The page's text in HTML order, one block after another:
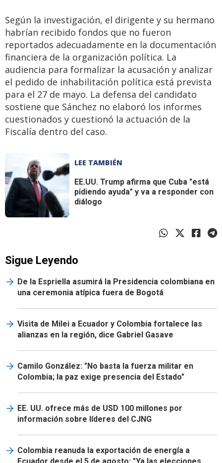
Según la investigación, el dirigente y su hermano
habrían recibido fondos que no fueron
reportados adecuadamente en la documentación
financiera de la organización política. La
audiencia para formalizar la acusación y analizar
el pedido de inhabilitación política está prevista
para el 27 de mayo. La defensa del candidato
sostiene que Sánchez no elaboró los informes
cuestionados y cuestionó la actuación de la
Fiscalía dentro del caso.
LEE TAMBIÉN
EE.UU. Trump afirma que Cuba "está
pidiendo ayuda" y va a responder con
diálogo
Sigue Leyendo
De la Espriella asumirá la Presidencia colombiana en
una ceremonia atípica fuera de Bogotá
Visita de Milei a Ecuador y Colombia fortalece las
alianzas en la región, dice Gabriel Gasave
Camilo González: "No basta la fuerza militar en
Colombia; la paz exige presencia del Estado"
EE. UU. ofrece más de USD 100 millones por
información sobre líderes del CJNG
Colombia reanuda la exportación de energía a